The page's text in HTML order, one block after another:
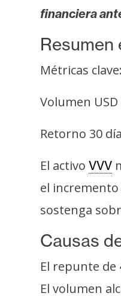
e
u
m
I
A
n
á
i
s
i
s
financiera
Resumen
Métricas
Volumen
Retorno 30
El activo VVV
el
sostenga
Causas
El repunte de
El volumen